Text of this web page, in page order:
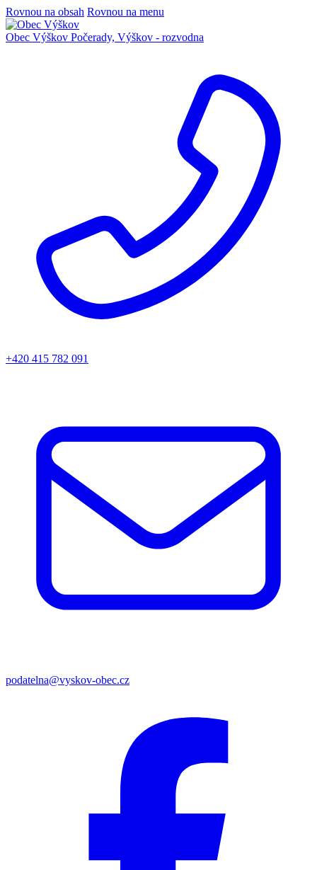
Rovnou na obsah Rovnou na menu
Obec Výškov Počerady, Výškov - rozvodna
+420 415 782 091
podatelna@vyskov-obec.cz